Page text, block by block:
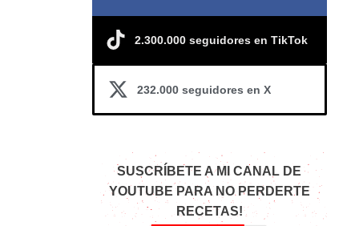
2.300.000 seguidores en TikTok
232.000 seguidores en X
SUSCRÍBETE A MI CANAL DE
YOUTUBE PARA NO PERDERTE
RECETAS!